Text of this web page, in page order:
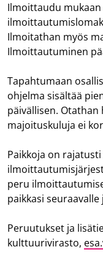
Ilmoittaudu
Ilmoitathan myös
Ilmoittautuminen
Tapahtumaan
ohjelma sisältää
päivällisen.
majoituskuluja ei
Paikkoja on
peru
paikkasi
Peruutukset ja
kulttuurivirasto,